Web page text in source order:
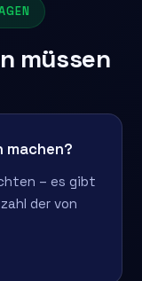
müssen
machen?
– es gibt
der von